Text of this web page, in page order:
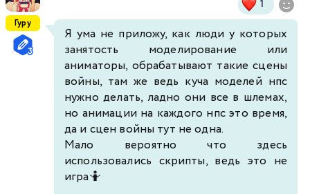
Гуру
1
Я ума не приложу, как люди у которых
занятость моделирование или
аниматоры, обрабатывают такие сцены
войны, там же ведь куча моделей нпс
нужно делать, ладно они все в шлемах,
но анимации на каждого нпс это время,
да и сцен войны тут не одна.
Мало вероятно что здесь
использовались скрипты, ведь это не
игра🤷